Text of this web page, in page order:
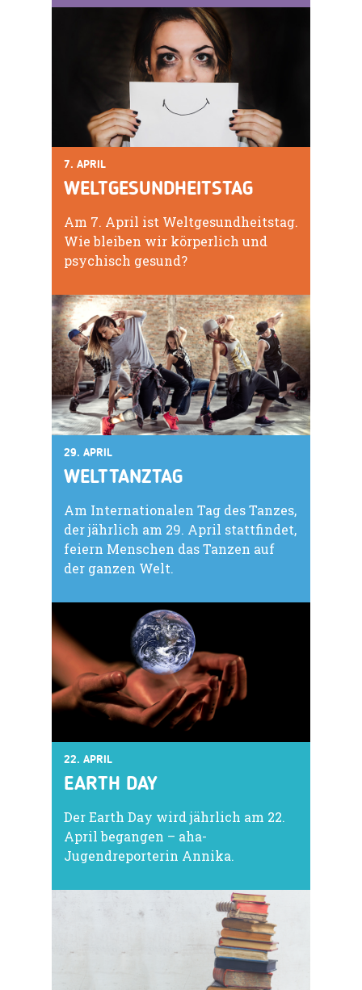
7. APRIL
WELTGESUNDHEITSTAG
Am 7. April ist Weltgesundheitstag.
Wie bleiben wir körperlich und
psychisch gesund?
29. APRIL
WELTTANZTAG
Am Internationalen Tag des Tanzes,
der jährlich am 29. April stattfindet,
feiern Menschen das Tanzen auf
der ganzen Welt.
22. APRIL
EARTH DAY
Der Earth Day wird jährlich am 22.
April begangen – aha-
Jugendreporterin Annika.